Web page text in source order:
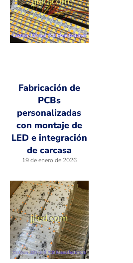
Fabricación de
PCBs
personalizadas
con montaje de
LED e integración
de carcasa
19 de enero de 2026